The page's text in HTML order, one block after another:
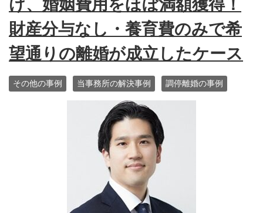
け、婚姻費用をほぼ満額獲得！
財産分与なし・養育費のみで希
望通りの離婚が成立したケース
その他の事例 当事務所の解決事例 調停離婚の事例